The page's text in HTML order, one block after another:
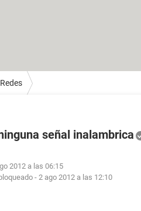
Redes
señal inalambrica
2012 a las 06:15
-2 ago 2012 a las 12:10